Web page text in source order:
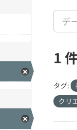
1
タグ:
クリ